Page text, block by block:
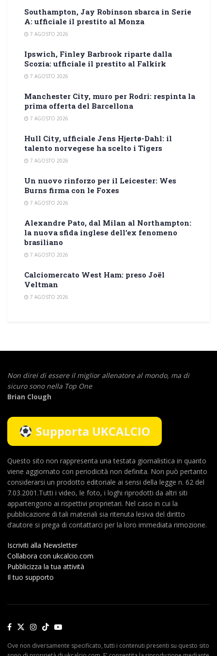
Southampton, Jay Robinson sbarca in Serie
A: ufficiale il prestito al Monza
7 AGOSTO 2026
Ipswich, Finley Barbrook riparte dalla
Scozia: ufficiale il prestito al Falkirk
7 AGOSTO 2026
Manchester City, muro per Rodri: respinta la
prima offerta del Barcellona
7 AGOSTO 2026
Hull City, ufficiale Jens Hjertø-Dahl: il
talento norvegese ha scelto i Tigers
7 AGOSTO 2026
Un nuovo rinforzo per il Leicester: Wes
Burns firma con le Foxes
7 AGOSTO 2026
Alexandre Pato, dal Milan al Northampton:
la nuova sfida inglese dell’ex fenomeno
brasiliano
7 AGOSTO 2026
Calciomercato West Ham: preso Joël
Veltman
7 AGOSTO 2026
Non direi di essere il miglior allenatore al mondo, ma di
sicuro sono nella Top One
Brian Clough
Supporta UKCALCIO
Questo sito non rappresenta una testata giornalistica in quanto
viene aggiornato con periodicità non definita. Non può pertanto
considerarsi un prodotto editoriale ai sensi della legge n. 62 del
7.03.2001.Tutti i video, le foto, i loghi riprodotti da altri siti
appartengono ai rispettivi proprietari. Nel caso in cui la
pubblicazione di tali materiali sia ritenuta lesiva del diritto
d’autore si prega di contattarci per la loro immediata rimozione.
Iscriviti alla Newsletter
Collabora con ukcalcio.com
Pubblicizza la tua attività
Il tuo supporto
Ove non diversamente specificato, tutti i contenuti presenti su questo sito